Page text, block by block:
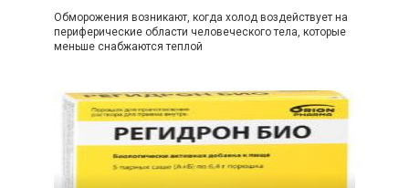
Обморожения возникают, когда холод воздействует на
периферические области человеческого тела, которые
меньше снабжаются теплой